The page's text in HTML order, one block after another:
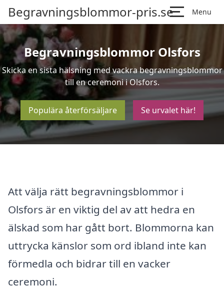
Begravningsblommor-pris.se Menu
Begravningsblommor Olsfors
Skicka en sista hälsning med vackra begravningsblommor
till en ceremoni i Olsfors.
Populära återförsäljare Se urvalet här!
Att välja rätt begravningsblommor i
Olsfors är en viktig del av att hedra en
älskad som har gått bort. Blommorna kan
uttrycka känslor som ord ibland inte kan
förmedla och bidrar till en vacker
ceremoni.